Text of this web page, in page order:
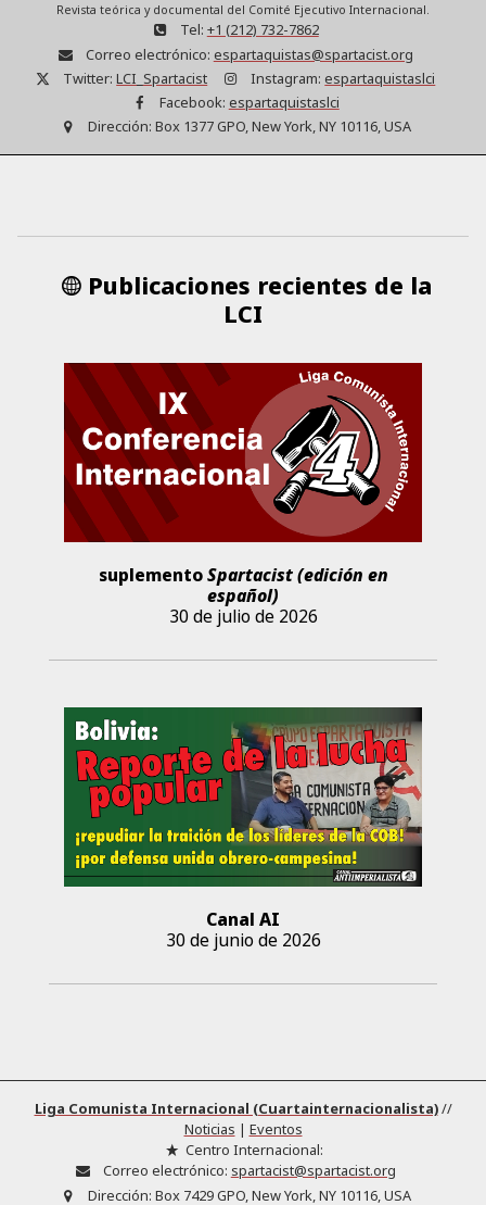
Revista teórica y documental del Comité Ejecutivo Internacional.
Tel: +1 (212) 732-7862
Correo electrónico: espartaquistas@spartacist.org
Twitter: LCI_Spartacist Instagram: espartaquistaslci
Facebook: espartaquistaslci
Dirección: Box 1377 GPO, New York, NY 10116, USA
Publicaciones recientes de la
LCI
suplementoSpartacist (edición en
español)
30 de julio de 2026
Canal AI
30 de junio de 2026
Liga Comunista Internacional (Cuartainternacionalista)//
Noticias | Eventos
Centro Internacional:
Correo electrónico: spartacist@spartacist.org
Dirección: Box 7429 GPO, New York, NY 10116, USA